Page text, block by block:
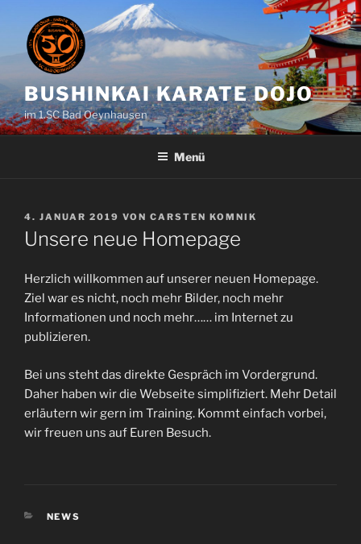
Inhalt
springen
BUSHINKAI KARATE DOJO
im 1.SC Bad Oeynhausen
Menü
VERÖFFENTLICHT
AM
4. JANUAR 2019 VON CARSTEN KOMNIK
Unsere neue Homepage
Herzlich willkommen auf unserer neuen Homepage.
Ziel war es nicht, noch mehr Bilder, noch mehr
Informationen und noch mehr…… im Internet zu
publizieren.
Bei uns steht das direkte Gespräch im Vordergrund.
Daher haben wir die Webseite simplifiziert. Mehr Detail
erläutern wir gern im Training. Kommt einfach vorbei,
wir freuen uns auf Euren Besuch.
KATEGORIEN
NEWS